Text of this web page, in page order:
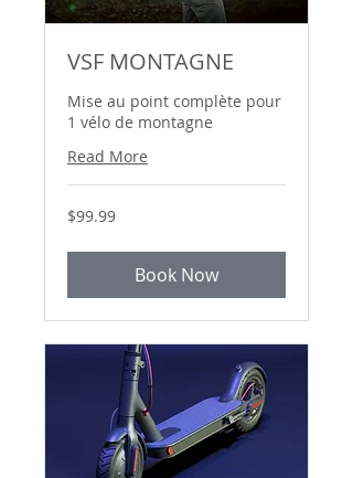
VSF MONTAGNE
Mise au point complète pour
1 vélo de montagne
Read More
99.99
Canadian
$99.99
Book Now